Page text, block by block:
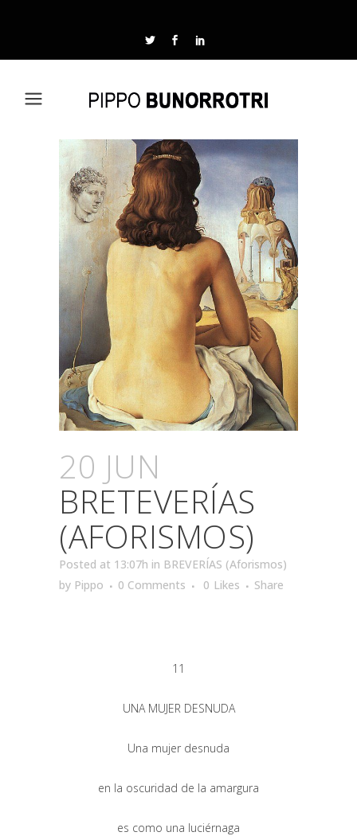
20 JUN
BRETEVERÍAS
(AFORISMOS)
Posted at 13:07h in BREVERÍAS (Aforismos)
by Pippo 0 Comments 0 Likes Share
11
UNA MUJER DESNUDA
Una mujer desnuda
en la oscuridad de la amargura
es como una luciérnaga